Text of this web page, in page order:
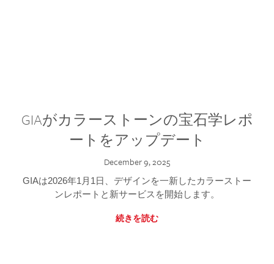
GIAがカラーストーンの宝石学レポ
ートをアップデート
December 9, 2025
GIAは2026年1月1日、デザインを一新したカラーストー
ンレポートと新サービスを開始します。
続きを読む